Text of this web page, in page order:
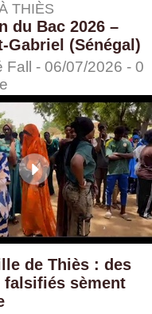
THIÈS
du Bac 2026 –
Gabriel (Sénégal)
Fall - 06/07/2026 - 0
de Thiès : des
falsifiés sèment